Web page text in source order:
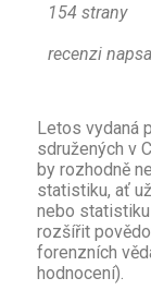
154 strany
recenzi
Letos vydaná
sdružených v
by rozhodně
statistiku, ať
nebo
rozšířit
forenzních
hodnocení).